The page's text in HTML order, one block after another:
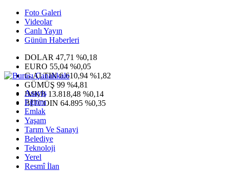
Foto Galeri
Videolar
Canlı Yayın
Günün Haberleri
DOLAR 47,71 %0,18
EURO 55,04 %0,05
G.ALTIN6.610,94 %1,82
GÜMÜŞ 99 %4,81
IMKB 13.818,48 %0,14
BITCOIN 64.895 %0,35
Asayiş
Eğitim
Emlak
Yaşam
Tarım Ve Sanayi
Belediye
Teknoloji
Yerel
Resmî İlan